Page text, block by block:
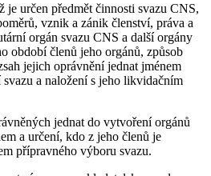
je určen předmět činnosti svazu CNS,
vznik a zánik členství, práva a
orgán svazu CNS a další orgány
období členů jeho orgánů, způsob
jejich oprávnění jednat jménem
svazu a naložení s jeho likvidačním
jednat do vytvoření orgánů
a určení, kdo z jeho členů je
přípravného výboru svazu.